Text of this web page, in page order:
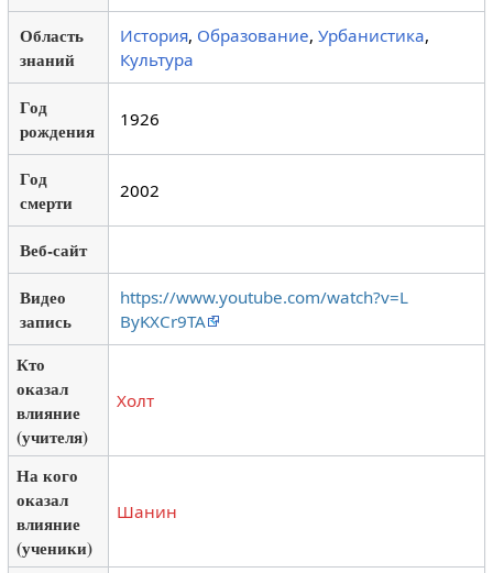
Область
знаний
История, Образование, Урбанистика,
Культура
Год
рождения
1926
Год
смерти
2002
Веб-сайт
Видео
запись
https://www.youtube.com/watch?v=L
ByKXCr9TA
Кто
оказал
влияние
(учителя)
Холт
На кого
оказал
влияние
(ученики)
Шанин